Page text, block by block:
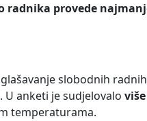
radnika provede
slobodnih
anketi je sudjelovalo
temperaturama.